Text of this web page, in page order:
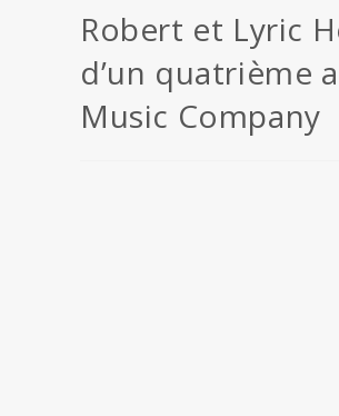
Robert et Lyric
d’un quatrième
Music Company